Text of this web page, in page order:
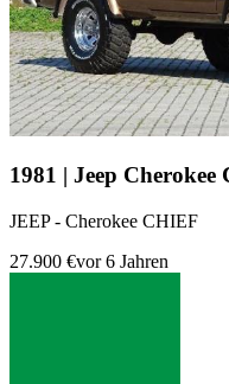
1981 | Jeep Cherokee
JEEP - Cherokee CHIEF
27.900 €vor 6 Jahren